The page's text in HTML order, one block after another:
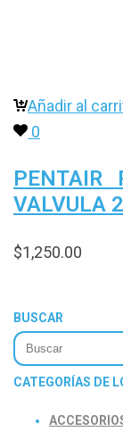
Añadir al
0
PENTAIR
VALVULA
$1,250.00
BUSCAR
CATEGORÍAS DE